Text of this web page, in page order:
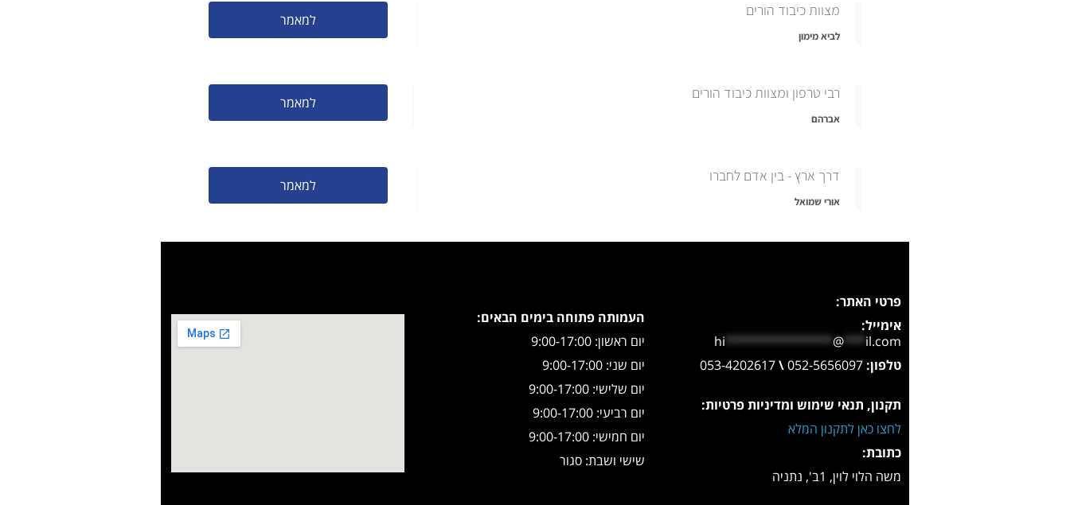
מצוות כיבוד הורים
לביא מימון
למאמר
רבי טרפון ומצוות כיבוד הורים
אברהם
למאמר
דרך ארץ - בין אדם לחברו
אורי שמואל
למאמר
פרטי האתר:
אימייל:
hi***************@***il.com
טלפון:
\
תקנון, תנאי שימוש ומדיניות פרטיות:
לחצו כאן לתקנון המלא
כתובת:
משה הלוי לוין, 1ב', נתניה
העמותה פתוחה בימים הבאים:
יום ראשון: 9:00-17:00
יום שני: 9:00-17:00
יום שלישי: 9:00-17:00
יום רביעי: 9:00-17:00
יום חמישי: 9:00-17:00
שישי ושבת: סגור